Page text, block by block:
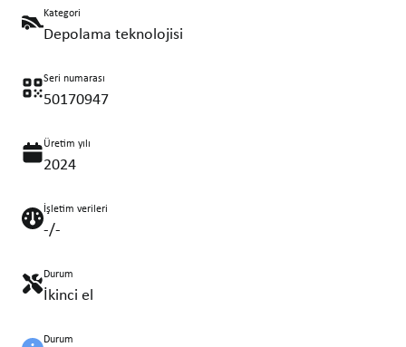
Kategori
Depolama teknolojisi
Seri numarası
50170947
Üretim yılı
2024
İşletim verileri
-/-
Durum
İkinci el
Durum